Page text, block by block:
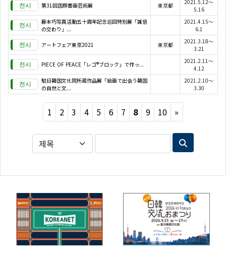
第31回国際書画芸術展 東京都
2021.5.12～
5.16
藤本巧写真活動五十周年記念巡回特別展「誠信
の交わり」...
2021.4.15～
6.1
アートフェア東京2021 東京都
2021.3.18～
3.21
PIECE OF PEACE「レゴ®ブロック」で作っ...
2021.2.11～
4.12
駐日韓国文化院所蔵作品展「絵画で出会う韓国
の自然と文...
2021.2.10～
3.30
1 2 3 4 5 6 7 8 9 10 »